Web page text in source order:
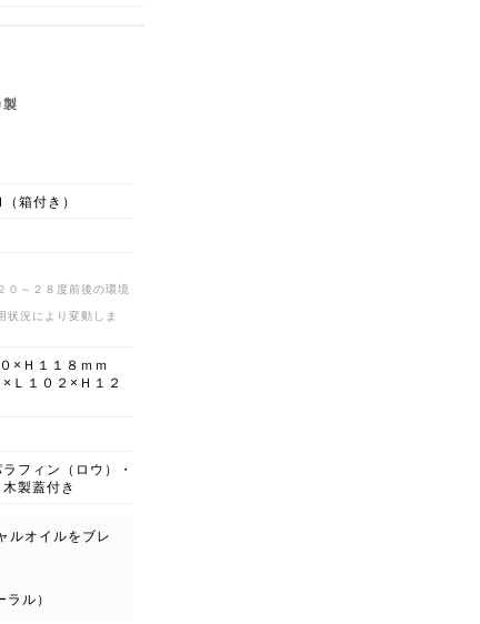
箱付き）
０～２８度前後の環境
状況により変動しま
×Ｈ１１８ｍｍ
Ｌ１０２×Ｈ１２
フィン（ロウ）・
製蓋付き
ルオイルをブレ
ル）